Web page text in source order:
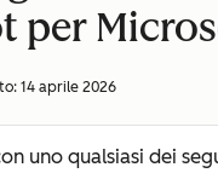
per
14 aprile 2026
uno qualsiasi dei